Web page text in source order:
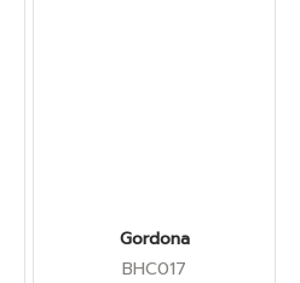
Gordona
BHC017